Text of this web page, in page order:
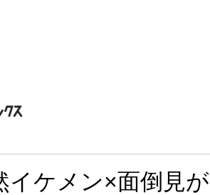
イケメン×面倒見